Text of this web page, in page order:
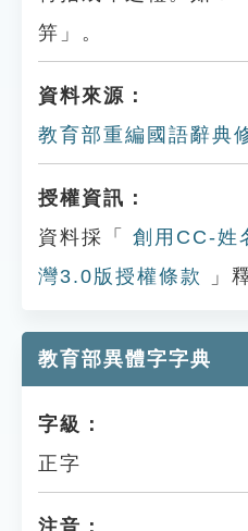
笄」。
資料來源：
教育部重編國語辭典
授權資訊：
資料採「
創用CC-姓
灣3.0版授權條款
」
教育部異體字字典
字級：
正字
注音：